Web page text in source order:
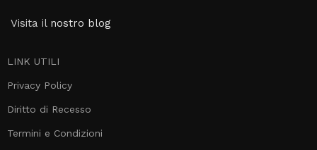
Visita il nostro blog
LINK UTILI
Privacy Policy
Diritto di Recesso
Termini e Condizioni